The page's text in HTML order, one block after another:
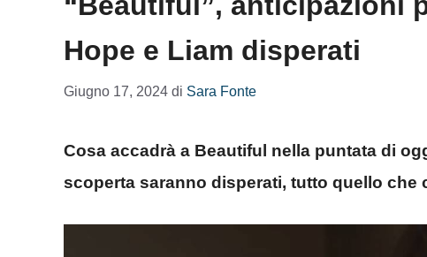
Hope e Liam disperati
Giugno 17, 2024 di Sara Fonte
Cosa accadrà a Beautiful nella puntata di
scoperta saranno disperati, tutto quello che